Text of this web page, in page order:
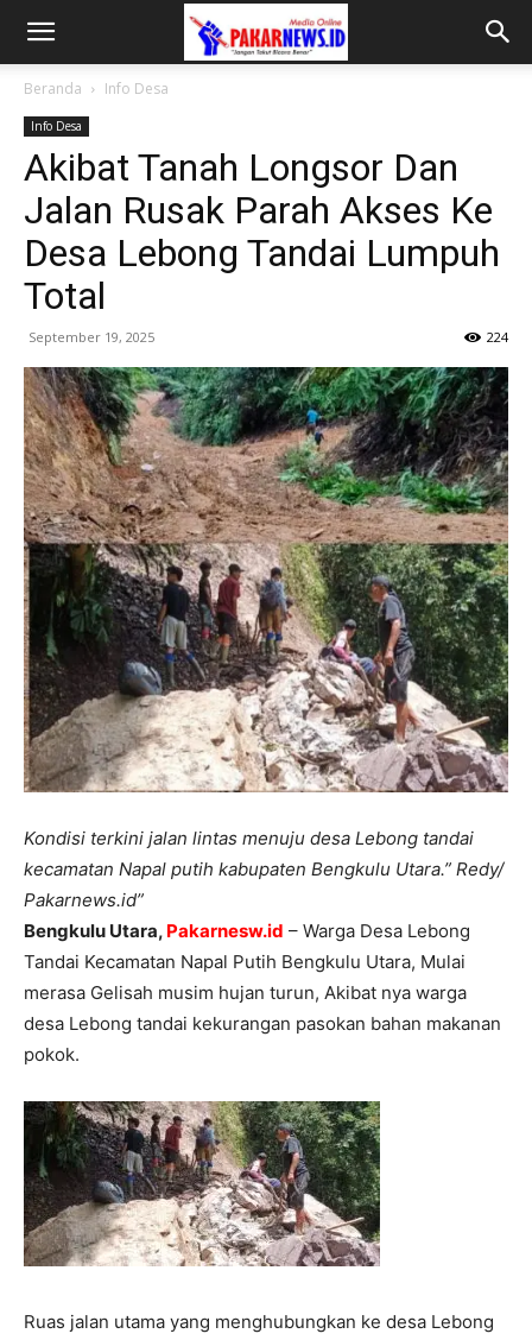
Beranda Info Desa
Info Desa
Akibat Tanah Longsor Dan
Jalan Rusak Parah Akses Ke
Desa Lebong Tandai Lumpuh
Total
September 19, 2025 224
Kondisi terkini jalan lintas menuju desa Lebong tandai
kecamatan Napal putih kabupaten Bengkulu Utara.” Redy/
Pakarnews.id”
Bengkulu Utara, Pakarnesw.id – Warga Desa Lebong
Tandai Kecamatan Napal Putih Bengkulu Utara, Mulai
merasa Gelisah musim hujan turun, Akibat nya warga
desa Lebong tandai kekurangan pasokan bahan makanan
pokok.
Ruas jalan utama yang menghubungkan ke desa Lebong